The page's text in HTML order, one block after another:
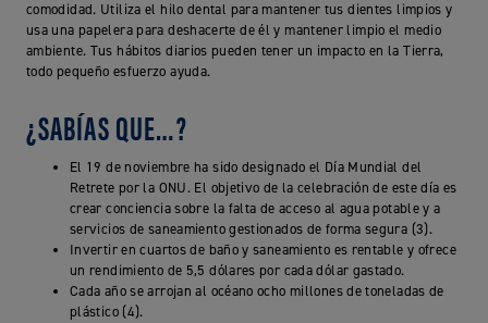
comodidad. Utiliza el hilo dental para mantener tus dientes limpios y
usa una papelera para deshacerte de él y mantener limpio el medio
ambiente. Tus hábitos diarios pueden tener un impacto en la Tierra,
todo pequeño esfuerzo ayuda.
¿SABÍAS QUE…?
El 19 de noviembre ha sido designado el Día Mundial del
Retrete por la ONU. El objetivo de la celebración de este día es
crear conciencia sobre la falta de acceso al agua potable y a
servicios de saneamiento gestionados de forma segura (3).
Invertir en cuartos de baño y saneamiento es rentable y ofrece
un rendimiento de 5,5 dólares por cada dólar gastado.
Cada año se arrojan al océano ocho millones de toneladas de
plástico (4).